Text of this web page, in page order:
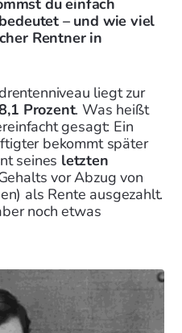
– und wie viel
Rentner in
liegt zur
Prozent. Was heißt
gesagt: Ein
bekommt später
seines letzten
vor Abzug von
als Rente ausgezahlt.
noch etwas